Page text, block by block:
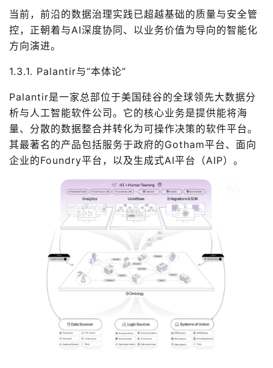
当前，前沿的数据治理实践已超越基础的质量与安全管
控，正朝着与AI深度协同、以业务价值为导向的智能化
方向演进。
1.3.1. Palantir与“本体论”
Palantir是一家总部位于美国硅谷的全球领先大数据分
析与人工智能软件公司。它的核心业务是提供能将海
量、分散的数据整合并转化为可操作决策的软件平台。
其最著名的产品包括服务于政府的Gotham平台、面向
企业的Foundry平台，以及生成式AI平台（AIP）。